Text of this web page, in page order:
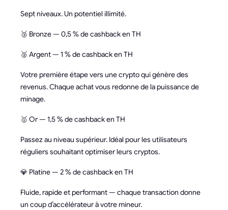
Sept niveaux. Un potentiel illimité.
🥉 Bronze — 0,5 % de cashback en TH
🥈 Argent — 1 % de cashback en TH
Votre première étape vers une crypto qui génère des
revenus. Chaque achat vous redonne de la puissance de
minage.
🥇 Or — 1,5 % de cashback en TH
Passez au niveau supérieur. Idéal pour les utilisateurs
réguliers souhaitant optimiser leurs cryptos.
💎 Platine — 2 % de cashback en TH
Fluide, rapide et performant — chaque transaction donne
un coup d’accélérateur à votre mineur.